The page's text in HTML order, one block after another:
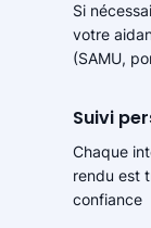
Si
votre
(SAMU,
Suivi
Chaque
rendu est
confiance